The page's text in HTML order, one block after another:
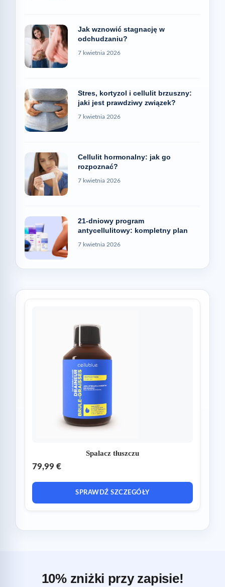
Jak wznowić stagnację w
odchudzaniu?
7 kwietnia 2026
Stres, kortyzol i cellulit brzuszny:
jaki jest prawdziwy związek?
7 kwietnia 2026
Cellulit hormonalny: jak go
rozpoznać?
7 kwietnia 2026
21-dniowy program
antycellulitowy: kompletny plan
7 kwietnia 2026
Spalacz tłuszczu
79,99 €
SPRAWDŹ SZCZEGÓŁY
10% zniżki przy zapisie!